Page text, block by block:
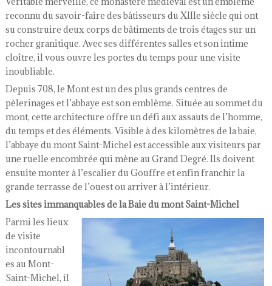
reconnu du savoir-faire des bâtisseurs du XIIIe siècle qui ont
su construire deux corps de bâtiments de trois étages sur un
rocher granitique. Avec ses différentes salles et son intime
cloître, il vous ouvre les portes du temps pour une visite
inoubliable.
Depuis 708, le Mont est un des plus grands centres de
pèlerinages et l’abbaye est son emblème. Située au sommet du
mont, cette architecture offre un défi aux assauts de l’homme,
du temps et des éléments. Visible à des kilomètres de la baie,
l’abbaye du mont Saint-Michel est accessible aux visiteurs par
une ruelle encombrée qui mène au Grand Degré. Ils doivent
ensuite monter à l’escalier du Gouffre et enfin franchir la
grande terrasse de l’ouest ou arriver à l’intérieur.
Les sites immanquables de la Baie du mont Saint-Michel
Parmi les lieux
de visite
incontournabl
es au Mont-
Saint-Michel, il